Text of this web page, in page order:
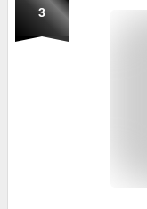
3